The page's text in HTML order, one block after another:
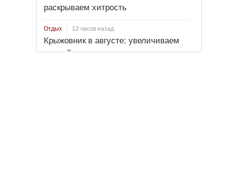
раскрываем хитрость
Отдых 12 часов назад
Крыжовник в августе: увеличиваем
урожайность и готовим куст к зиме